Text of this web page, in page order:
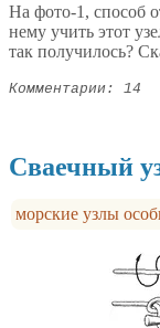
На фото-1, способ
нему учить этот
так получилось?
Комментарии: 14
Сваечный
морские узлы